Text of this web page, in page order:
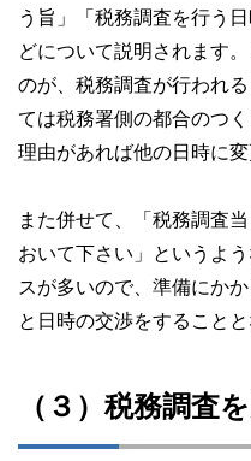
う旨」「税務調査を行う
どについて説明されます
のが、税務調査が行われ
ては税務署側の都合のつ
理由があれば他の日時に
また併せて、「税務調査
おいて下さい」というよ
スが多いので、準備にか
と日時の交渉をすることと
（３）税務調査